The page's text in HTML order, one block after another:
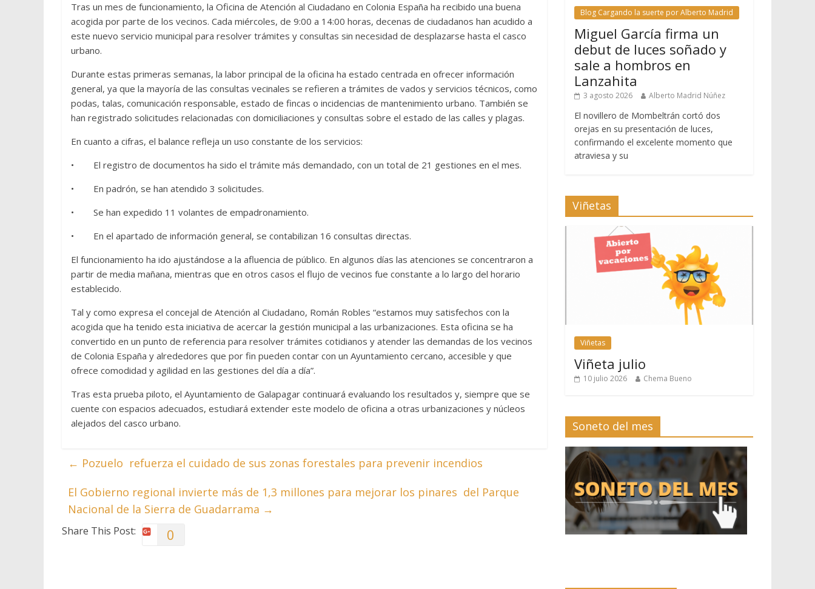
Tras un mes de funcionamiento, la Oficina de Atención al Ciudadano en Colonia España ha recibido una buena
acogida por parte de los vecinos. Cada miércoles, de 9:00 a 14:00 horas, decenas de ciudadanos han acudido a
este nuevo servicio municipal para resolver trámites y consultas sin necesidad de desplazarse hasta el casco
urbano.
Durante estas primeras semanas, la labor principal de la oficina ha estado centrada en ofrecer información
general, ya que la mayoría de las consultas vecinales se refieren a trámites de vados y servicios técnicos, como
podas, talas, comunicación responsable, estado de fincas o incidencias de mantenimiento urbano. También se
han registrado solicitudes relacionadas con domiciliaciones y consultas sobre el estado de las calles y plagas.
En cuanto a cifras, el balance refleja un uso constante de los servicios:
• El registro de documentos ha sido el trámite más demandado, con un total de 21 gestiones en el mes.
• En padrón, se han atendido 3 solicitudes.
• Se han expedido 11 volantes de empadronamiento.
• En el apartado de información general, se contabilizan 16 consultas directas.
El funcionamiento ha ido ajustándose a la afluencia de público. En algunos días las atenciones se concentraron a
partir de media mañana, mientras que en otros casos el flujo de vecinos fue constante a lo largo del horario
establecido.
Tal y como expresa el concejal de Atención al Ciudadano, Román Robles “estamos muy satisfechos con la
acogida que ha tenido esta iniciativa de acercar la gestión municipal a las urbanizaciones. Esta oficina se ha
convertido en un punto de referencia para resolver trámites cotidianos y atender las demandas de los vecinos
de Colonia España y alrededores que por fin pueden contar con un Ayuntamiento cercano, accesible y que
ofrece comodidad y agilidad en las gestiones del día a día”.
Tras esta prueba piloto, el Ayuntamiento de Galapagar continuará evaluando los resultados y, siempre que se
cuente con espacios adecuados, estudiará extender este modelo de oficina a otras urbanizaciones y núcleos
alejados del casco urbano.
← Pozuelo refuerza el cuidado de sus zonas forestales para prevenir incendios
El Gobierno regional invierte más de 1,3 millones para mejorar los pinares del Parque
Nacional de la Sierra de Guadarrama →
Share This Post: 0
Blog Cargando la suerte por Alberto Madrid
Miguel García firma un
debut de luces soñado y
sale a hombros en
Lanzahita
3 agosto 2026 Alberto Madrid Núñez
El novillero de Mombeltrán cortó dos
orejas en su presentación de luces,
confirmando el excelente momento que
atraviesa y su
Viñetas
Viñetas
Viñeta julio
10 julio 2026 Chema Bueno
Soneto del mes